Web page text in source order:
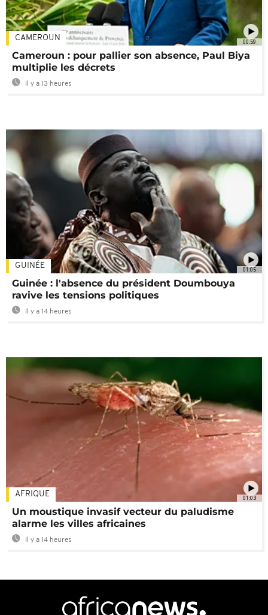
00:59
CAMEROUN
Cameroun : pour pallier son absence, Paul Biya
multiplie les décrets
Il y a 13 heures
01:05
GUINÉE
Guinée : l'absence du président Doumbouya
ravive les tensions politiques
Il y a 14 heures
01:03
AFRIQUE
Un moustique invasif vecteur du paludisme
alarme les villes africaines
Il y a 14 heures